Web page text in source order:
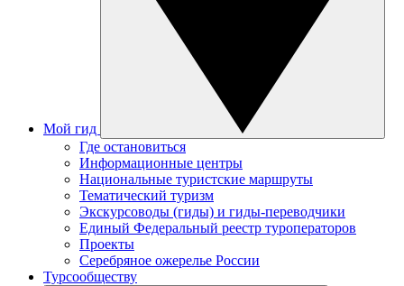
Мой гид
Где остановиться
Информационные центры
Национальные туристские маршруты
Тематический туризм
Экскурсоводы (гиды) и гиды-переводчики
Единый Федеральный реестр туроператоров
Проекты
Серебряное ожерелье России
Турсообществу